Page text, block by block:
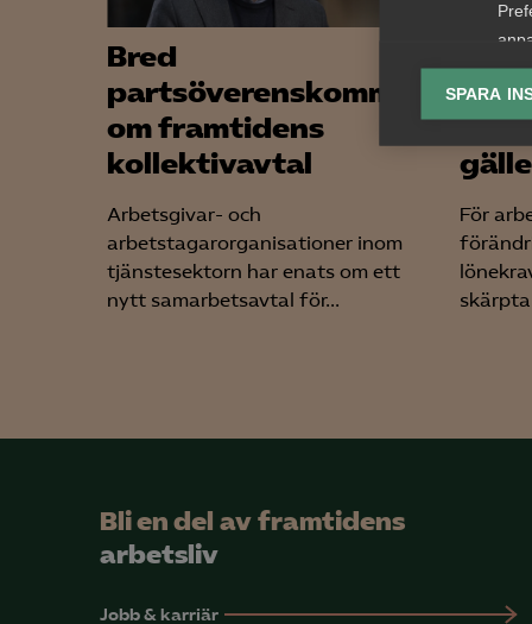

SPARA
Bred
partsöverenskommelse
om framtidens
kollektivavtal
Arbetsgivar- och
arbetstagarorganisationer inom
tjänstesektorn har enats om ett
nytt samarbetsavtal för...
För
skärpta
Bli en del av framtidens
arbetsliv
Jobb & karriär